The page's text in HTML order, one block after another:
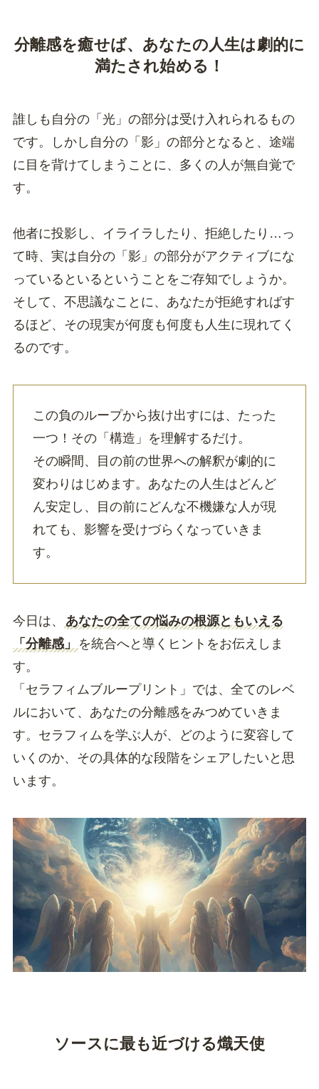
分離感を癒せば、あなたの人生は劇的に
満たされ始める！
誰しも自分の「光」の部分は受け入れられるもの
です。しかし自分の「影」の部分となると、途端
に目を背けてしまうことに、多くの人が無自覚で
す。
他者に投影し、イライラしたり、拒絶したり…っ
て時、実は自分の「影」の部分がアクティブにな
っているといるということをご存知でしょうか。
そして、不思議なことに、あなたが拒絶すればす
るほど、その現実が何度も何度も人生に現れてく
るのです。
この負のループから抜け出すには、たった
一つ！その「構造」を理解するだけ。
その瞬間、目の前の世界への解釈が劇的に
変わりはじめます。あなたの人生はどんど
ん安定し、目の前にどんな不機嫌な人が現
れても、影響を受けづらくなっていきま
す。
今日は、
あなたの全ての悩みの根源ともいえる
「分離感」
を統合へと導くヒントをお伝えしま
す。
「セラフィムブループリント」では、全てのレベ
ルにおいて、あなたの分離感をみつめていきま
す。セラフィムを学ぶ人が、どのように変容して
いくのか、その具体的な段階をシェアしたいと思
います。
ソースに最も近づける熾天使